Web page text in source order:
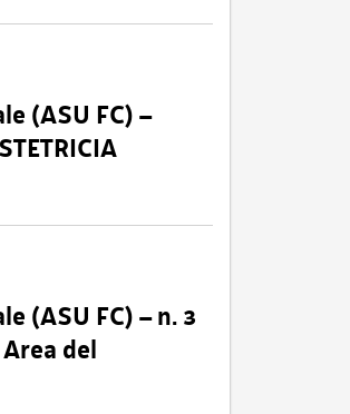
(ASU FC) –
(ASU FC) – n. 3
del